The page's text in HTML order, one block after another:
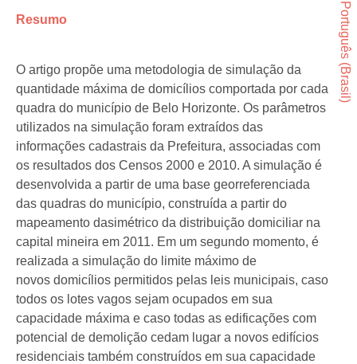
Resumo
O artigo propõe uma metodologia de simulação da
quantidade máxima de domicílios comportada por cada
quadra do município de Belo Horizonte. Os parâmetros
utilizados na simulação foram extraídos das
informações cadastrais da Prefeitura, associadas com
os resultados dos Censos 2000 e 2010. A simulação é
desenvolvida a partir de uma base georreferenciada
das quadras do município, construída a partir do
mapeamento dasimétrico da distribuição domiciliar na
capital mineira em 2011. Em um segundo momento, é
realizada a simulação do limite máximo de
novos domicílios permitidos pelas leis municipais, caso
todos os lotes vagos sejam ocupados em sua
capacidade máxima e caso todas as edificações com
potencial de demolição cedam lugar a novos edifícios
residenciais também construídos em sua capacidade
Português (Brasil)